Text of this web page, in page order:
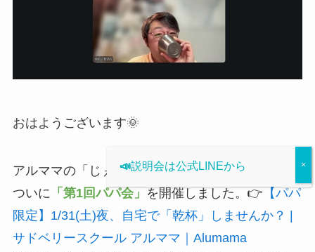
おはようございます🌞
アルママの「じぇい」です！
ついに 「第1回パパ会」 を開催しました。👉 【パパ
限定】1/31(土)夜、自宅で「乾杯」しませんか？ |
サドベリースクール アルママ｜Alumama
📣説明会は公式LINEから